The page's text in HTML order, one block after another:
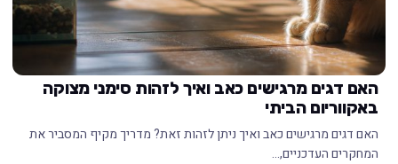
האם דגים מרגישים כאב ואיך לזהות סימני מצוקה
באקווריום הביתי
האם דגים מרגישים כאב ואיך ניתן לזהות זאת? מדריך מקיף המסביר את
המחקרים העדכניים,…